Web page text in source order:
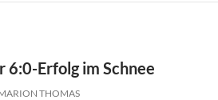
6:0-Erfolg im Schnee
THOMAS